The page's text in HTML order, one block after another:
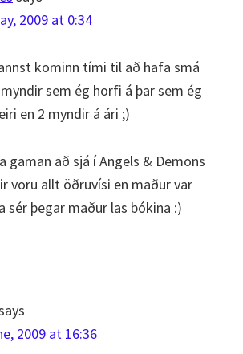
2009 at 0:34
kominn tími til að hafa smá
sem ég horfi á þar sem ég
en 2 myndir á ári ;)
gaman að sjá í Angels & Demons
voru allt öðruvísi en maður var
sér þegar maður las bókina :)
2009 at 16:36